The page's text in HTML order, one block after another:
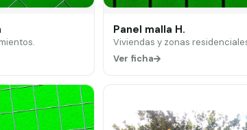
Panel malla H.
Viviendas y zonas
Ver ficha